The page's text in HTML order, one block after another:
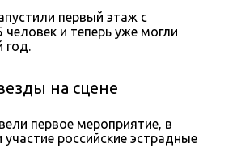
первый этаж с
и теперь уже могли
год.
на сцене
первое мероприятие, в
российские эстрадные